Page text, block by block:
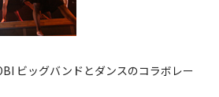
ビッグバンドとダンスのコラボレー